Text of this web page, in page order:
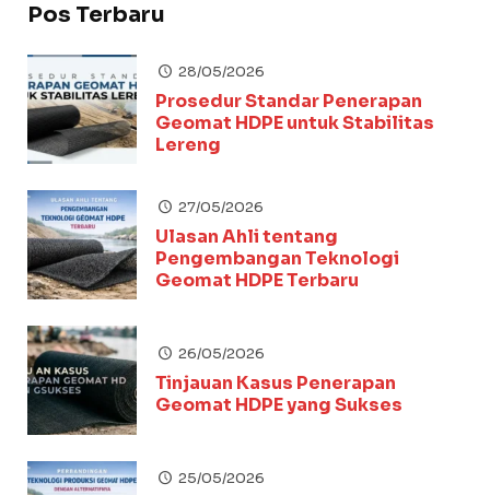
Pos Terbaru
28/05/2026
Prosedur Standar Penerapan
Geomat HDPE untuk Stabilitas
Lereng
27/05/2026
Ulasan Ahli tentang
Pengembangan Teknologi
Geomat HDPE Terbaru
26/05/2026
Tinjauan Kasus Penerapan
Geomat HDPE yang Sukses
25/05/2026